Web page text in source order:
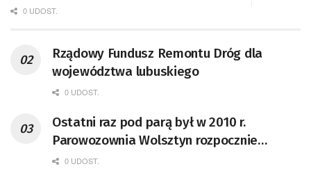
0 UDOST.
Rządowy Fundusz Remontu Dróg dla
województwa lubuskiego
0 UDOST.
Ostatni raz pod parą był w 2010 r.
Parowozownia Wolsztyn rozpocznie
remont unikatowego Tr5-65
0 UDOST.